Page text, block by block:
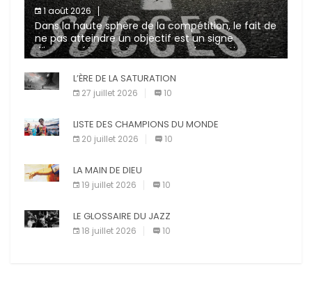
1 août 2026
Dans la haute sphère de la compétition, le fait de
ne pas atteindre un objectif est un signe
d’incompétence et une source de sanctions
diverses (avertissement, […]
L’ÈRE DE LA SATURATION
27 juillet 2026 10
LISTE DES CHAMPIONS DU MONDE
20 juillet 2026 10
LA MAIN DE DIEU
19 juillet 2026 10
LE GLOSSAIRE DU JAZZ
18 juillet 2026 10